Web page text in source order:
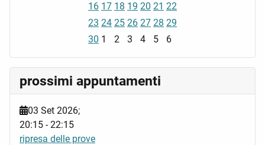
16 17 18 19 20 21 22
23 24 25 26 27 28 29
30 1 2 3 4 5 6
prossimi appuntamenti
03 Set 2026;
20:15 -22:15
ripresa delle prove